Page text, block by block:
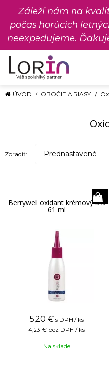
Záleží nám na
počas horúcich
neexpedujeme.
ÚVOD OBOČIE A RIASY
Zoradiť: Prednastavené
Berrywell oxidant krémový 3%
61 ml
5,20 € s DPH / ks
4,23 € bez DPH / ks
Na sklade